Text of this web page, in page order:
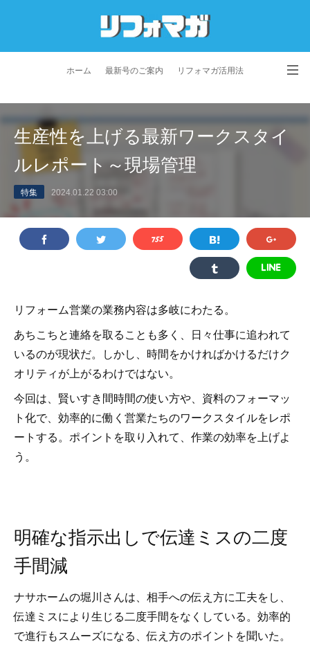
ホーム 最新号のご案内 リフォマガ活用法
プライバシーポリシー 利用規約 会社概要
生産性を上げる最新ワークスタイ
ルレポート～現場管理
特集 2024.01.22 03:00
リフォーム営業の業務内容は多岐にわたる。
あちこちと連絡を取ることも多く、日々仕事に追われて
いるのが現状だ。しかし、時間をかければかけるだけク
オリティが上がるわけではない。
今回は、賢いすき間時間の使い方や、資料のフォーマッ
ト化で、効率的に働く営業たちのワークスタイルをレポ
ートする。ポイントを取り入れて、作業の効率を上げよ
う。
明確な指示出しで伝達ミスの二度
手間減
ナサホームの堀川さんは、相手への伝え方に工夫をし、
伝達ミスにより生じる二度手間をなくしている。効率的
で進行もスムーズになる、伝え方のポイントを聞いた。